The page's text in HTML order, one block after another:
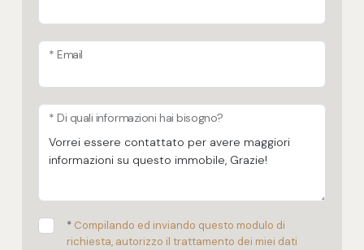
* Email
* Di quali informazioni hai bisogno?
* Compilando ed inviando questo modulo di
richiesta, autorizzo il trattamento dei miei dati